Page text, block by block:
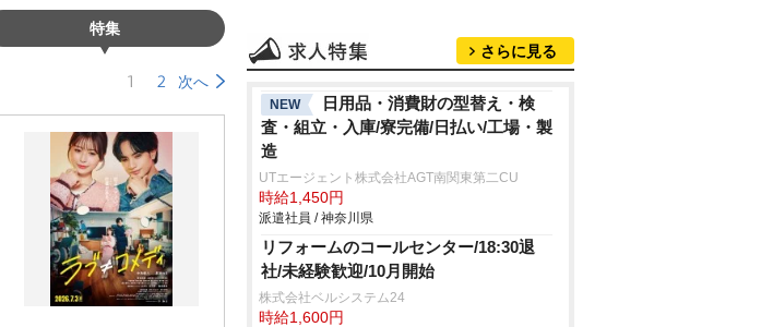
特集
1 2 次へ
さらに見る
NEW
日用品・消費財の型替え・検
査・組立・入庫/寮完備/日払い/工場・製
造
UTエージェント株式会社AGT南関東第二CU
時給1,450円
派遣社員 / 神奈川県
リフォームのコールセンター/18:30退
社/未経験歓迎/10月開始
株式会社ベルシステム24
時給1,600円